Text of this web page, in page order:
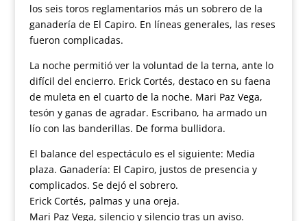
los seis toros reglamentarios más un sobrero de la
ganadería de El Capiro. En líneas generales, las reses
fueron complicadas.
La noche permitió ver la voluntad de la terna, ante lo
difícil del encierro. Erick Cortés, destaco en su faena
de muleta en el cuarto de la noche. Mari Paz Vega,
tesón y ganas de agradar. Escribano, ha armado un
lío con las banderillas. De forma bullidora.
El balance del espectáculo es el siguiente: Media
plaza. Ganadería: El Capiro, justos de presencia y
complicados. Se dejó el sobrero.
Erick Cortés, palmas y una oreja.
Mari Paz Vega, silencio y silencio tras un aviso.